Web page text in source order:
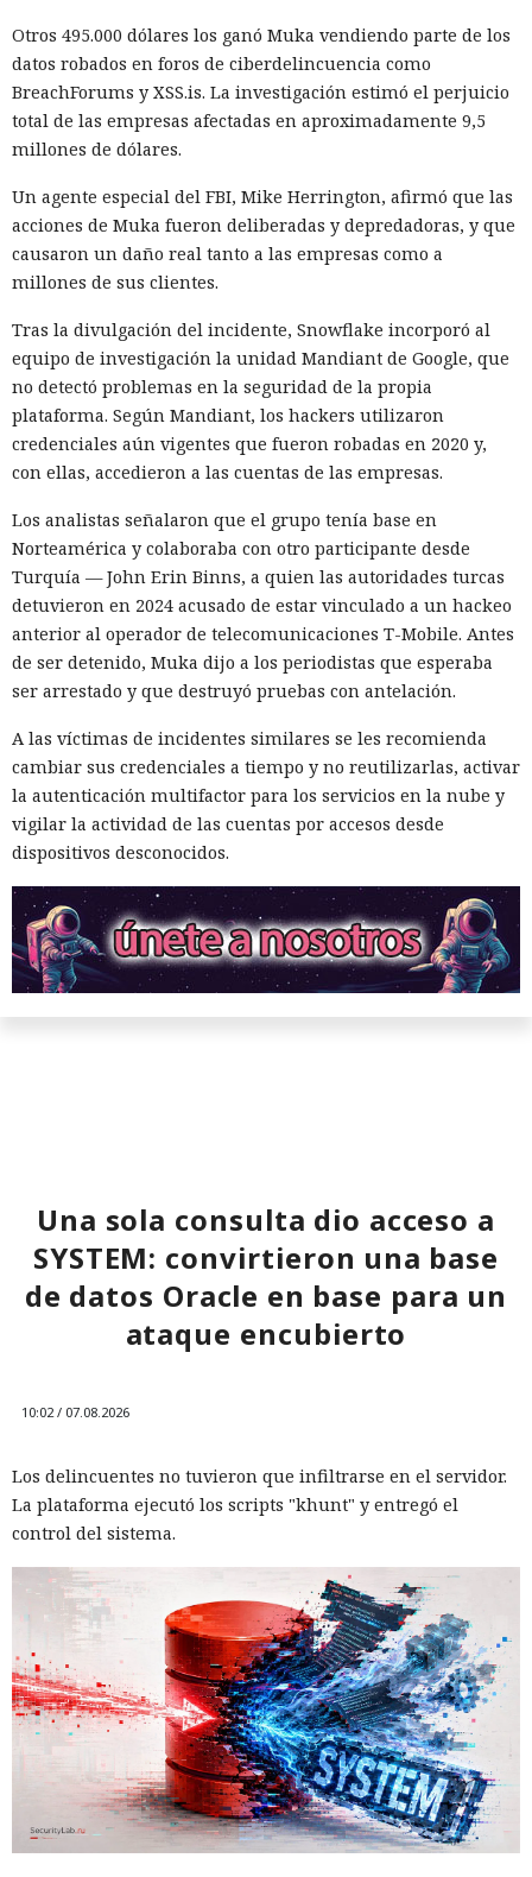
recomendó a las organizaciones chinas que renunciaran al
software de más de una decena de desarrolladores
estadounidenses e israelíes de soluciones de
ciberseguridad, incluida Palo Alto Networks. Esta última,
por cierto, se especializa en protección de redes y en la
nube, y tiene oficinas en Pekín, Shanghái, Cantón,
Shenzhen y Macao.
Un escenario similar ya se desarrolló con el fabricante de
chips de memoria Micron Technology. En 2023, la
Administración del Ciberespacio de China determinó que
los productos de la compañía no superaron la revisión y
prohibió a los operadores de infraestructura crítica del país
su adquisición. Como resultado, Micron no pudo restablecer
su negocio y en otoño de 2025 suspendió por completo las
entregas de chips para servidores a los centros de datos
y móvil.
Así, el enfrentamiento tecnológico entre ambos países hace
tiempo que ha superado el marco de aranceles recíprocos y
restricciones a la exportación — ahora están en la mira
empresas concretas y su reputación en mercados
extranjeros. En estas condiciones, los negocios se convierten
no simplemente en participantes de la competencia de
mercado.
Ingenieros reducen en un 90% el consumo de memoria
Los desarrolladores, que durante años soportaron fallos
repentinos de Node.js al compilar aplicaciones complejas,
pudieron respirar más tranquilos: salió una nueva versión
del framework de JavaScript Next.js, que promete librarlos
del conocido mensaje «FATAL ERROR». El equipo de Next.js p
Otros 495.000 dólares los ganó Muka vendiendo parte de los
datos robados en foros de ciberdelincuencia como
BreachForums y XSS.is. La investigación estimó el perjuicio
total de las empresas afectadas en aproximadamente 9,5
millones de dólares.
Un agente especial del FBI, Mike Herrington, afirmó que las
acciones de Muka fueron deliberadas y depredadoras, y que
causaron un daño real tanto a las empresas como a
millones de sus clientes.
Tras la divulgación del incidente, Snowflake incorporó al
equipo de investigación la unidad Mandiant de Google, que
no detectó problemas en la seguridad de la propia
plataforma. Según Mandiant, los hackers utilizaron
credenciales aún vigentes que fueron robadas en 2020 y,
con ellas, accedieron a las cuentas de las empresas.
Los analistas señalaron que el grupo tenía base en
Norteamérica y colaboraba con otro participante desde
Turquía — John Erin Binns, a quien las autoridades turcas
detuvieron en 2024 acusado de estar vinculado a un hackeo
anterior al operador de telecomunicaciones T-Mobile. Antes
de ser detenido, Muka dijo a los periodistas que esperaba
ser arrestado y que destruyó pruebas con antelación.
A las víctimas de incidentes similares se les recomienda
cambiar sus credenciales a tiempo y no reutilizarlas, activar
la autenticación multifactor para los servicios en la nube y
vigilar la actividad de las cuentas por accesos desde
dispositivos desconocidos.
Una sola consulta dio acceso a
SYSTEM: convirtieron una base
de datos Oracle en base para un
ataque encubierto
10:02 / 07.08.2026
Los delincuentes no tuvieron que infiltrarse en el servidor.
La plataforma ejecutó los scripts "khunt" y entregó el
control del sistema.